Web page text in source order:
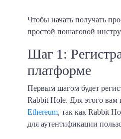
Чтобы начать получать
простой пошаговой
Шаг 1:
платформе
Первым шагом будет
Rabbit Hole. Для этого вам
Ethereum, так как Rabbit
для аутентификации